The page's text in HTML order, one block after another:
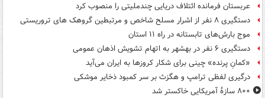
عربستان فرمانده ائتلاف دریایی چندملیتی را منصوب کرد
دستگیری ۸ نفر از اشرار مسلح شاخص و مرتبطین گروهک های تروریستی
موج بارش‌های تابستانه در راه ۱۱ استان
دستگیری ۶ نفر در بهشهر به اتهام تشویش اذهان عمومی
«کمانِ پرنده» چینی برای شکار کروزها به ایران می‌آید
درگیری لفظی ترامپ و هگزث بر سر کمبود ذخایر موشکی
۸۰۰ سازۀ آمریکایی خاکستر شد